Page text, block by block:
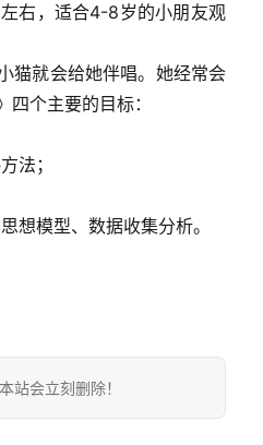
右，适合4-8岁的小朋友观
猫就会给她伴唱。她经常会
个主要的目标：
法；
想模型、数据收集分析。
站会立刻删除！